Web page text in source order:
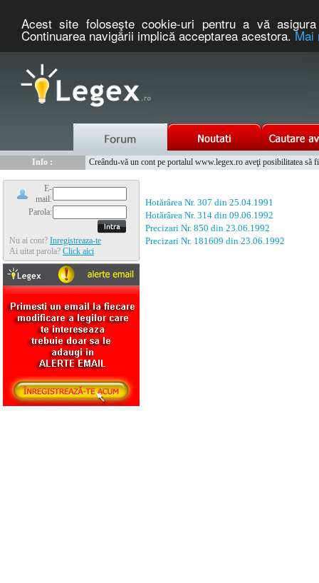
Acest site foloseşte cookie-uri pentru a vă
Continuarea navigării implică acceptarea acestora.Mai
Info :
Creându-vă un cont pe portalul www.legex.ro aveţi posibilitatea să
E-
mail:
Parola:
Nu ai cont? Inregistreaza-te
Ai uitat parola? Click aici
Hotărârea Nr. 307 din 25.04.1991
Hotărârea Nr. 314 din 09.06.1992
Precizari Nr. 850 din 23.06.1992
Precizari Nr. 181609 din 23.06.1992